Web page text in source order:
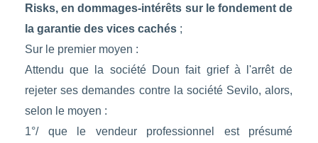
Risks, en dommages-intérêts sur le fondement de
la garantie des vices cachés;
Sur le premier moyen :
Attendu que la société Doun fait grief à l'arrêt de
rejeter ses demandes contre la société Sevilo, alors,
selon le moyen :
1°/ que le vendeur professionnel est présumé